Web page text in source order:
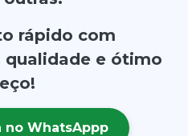
rápido com
e ótimo
no WhatsAppp